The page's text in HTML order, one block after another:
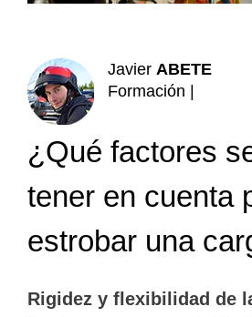
Javier ABETE
Formación |
¿Qué factores
tener en cuenta
estrobar una
Rigidez y flexibilidad de